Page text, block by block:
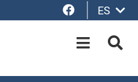
Facebook
ES
OPEN-